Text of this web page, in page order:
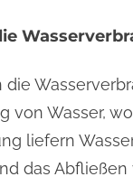
von Wasser,
liefern
das Abfließen